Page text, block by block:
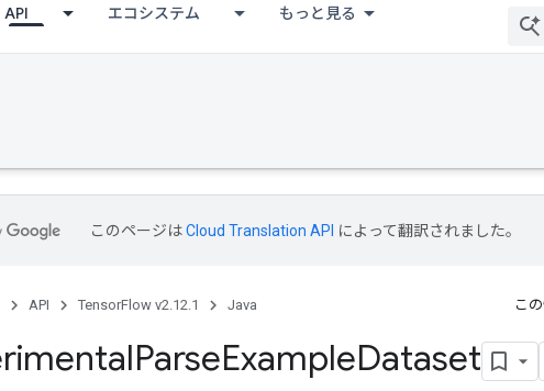
API エコシステム もっと見る
このページはCloud Translation API によって翻訳されました。
API TensorFlow v2.12.1 Java こ
ParseExampleDataset